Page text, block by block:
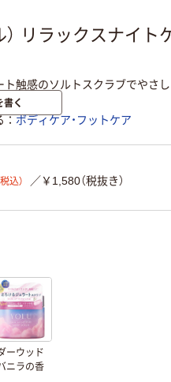
） リラックスナイ
触感のソルトスクラブでやさし
書く
ボディケア・フットケア
税込） ／￥1,580（税抜き）
ーウッド
ニラの香